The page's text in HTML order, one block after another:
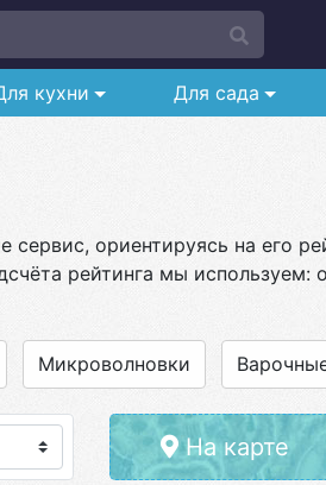
кухни Для сада
ориентируясь на его
рейтинга мы используем:
Микроволновки
На карте